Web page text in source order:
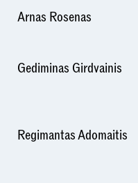
Arnas Rosenas
Gediminas Girdvainis
Regimantas Adomaitis